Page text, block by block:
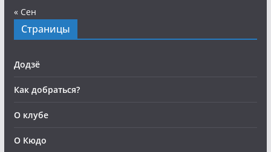
« Сен
Страницы
Додзё
Как добраться?
О клубе
О Кюдо